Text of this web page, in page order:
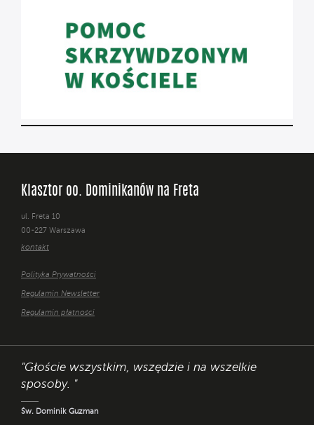
Klasztor oo. Dominikanów na Freta
ul. Freta 10
00-227 Warszawa
kontakt
Polityka Prywatności
Regulamin Newsletter
Regulamin płatności
"Głoście wszystkim, wszędzie i na wszelkie
sposoby. "
Św. Dominik Guzman